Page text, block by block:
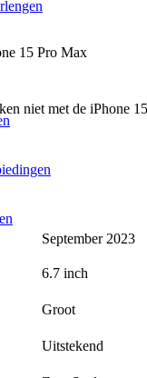
15 Pro Max
niet met de iPhone
September 2023
6.7 inch
Groot
Uitstekend